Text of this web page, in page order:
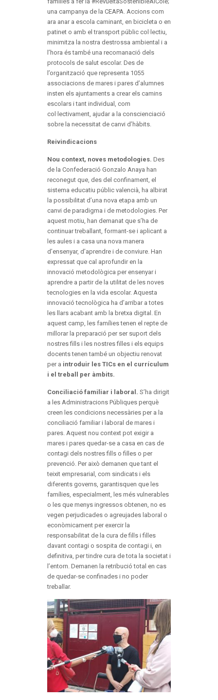
una campanya de la CEAPA. Accions com
ara anar a escola caminant, en bicicleta o en
patinet o amb el transport públic col·lectiu,
minimitza la nostra destrossa ambiental i a
l’hora és també una recomanació dels
protocols de salut escolar. Des de
l’organització que representa 1055
associacions de mares i pares d’alumnes
insten els ajuntaments a crear els camins
escolars i tant individual, com
col·lectivament, ajudar a la conscienciació
sobre la necessitat de canvi d’hàbits.
Reivindicacions
Nou context, noves metodologies. Des
de la Confederació Gonzalo Anaya han
reconegut que, des del confinament, el
sistema educatiu públic valencià, ha albirat
la possibilitat d’una nova etapa amb un
canvi de paradigma i de metodologies. Per
aquest motiu, han demanat que s’ha de
continuar treballant, formant-se i aplicant a
les aules i a casa una nova manera
d’ensenyar, d’aprendre i de conviure. Han
expressat que cal aprofundir en la
innovació metodològica per ensenyar i
aprendre a partir de la utilitat de les noves
tecnologies en la vida escolar. Aquesta
innovació tecnològica ha d’arribar a totes
les llars acabant amb la bretxa digital. En
aquest camp, les famílies tenen el repte de
millorar la preparació per ser suport dels
nostres fills i les nostres filles i els equips
docents tenen també un objectiu renovat
per a introduir les TICs en el currículum
i el treball per àmbits.
Conciliació familiar i laboral. S’ha dirigit
a les Administracions Públiques perquè
creen les condicions necessàries per a la
conciliació familiar i laboral de mares i
pares. Aquest nou context pot exigir a
mares i pares quedar-se a casa en cas de
contagi dels nostres fills o filles o per
prevenció. Per això demanen que tant el
teixit empresarial, com sindicats i els
diferents governs, garantisquen que les
famílies, especialment, les més vulnerables
o les que menys ingressos obtenen, no es
vegen perjudicades o agreujades laboral o
econòmicament per exercir la
responsabilitat de la cura de fills i filles
davant contagi o sospita de contagi i, en
definitiva, per tindre cura de tota la societat i
l’entorn. Demanen la retribució total en cas
de quedar-se confinades i no poder
treballar.